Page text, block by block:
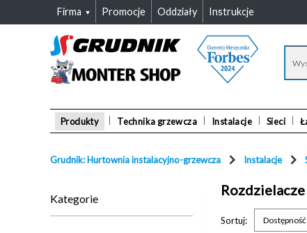
Firma Promocje Oddziały Instrukcje
Produkty Technika grzewcza Instalacje Sieci
Grudnik: Hurtownia instalacyjno-grzewcza Instalacje
Kategorie
Sortuj: